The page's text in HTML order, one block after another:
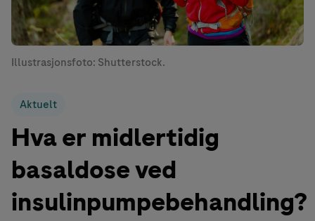
Illustrasjonsfoto: Shutterstock.
Aktuelt
Hva er midlertidig
basaldose ved
insulinpumpebehandling?